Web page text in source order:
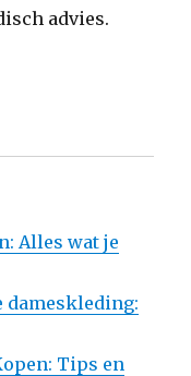
advies.
Alles wat je
dameskleding:
Tips en